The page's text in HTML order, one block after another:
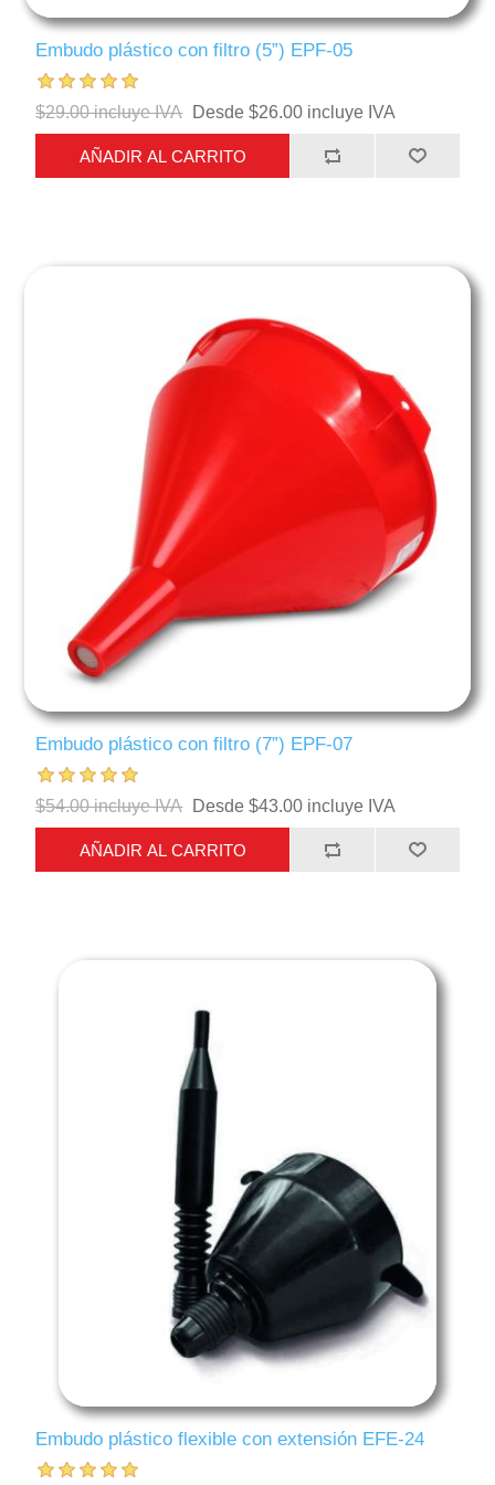
Embudo plástico con filtro (5”) EPF-05
$29.00 incluye IVA Desde $26.00 incluye IVA
AÑADIR AL CARRITO
Embudo plástico con filtro (7”) EPF-07
$54.00 incluye IVA Desde $43.00 incluye IVA
AÑADIR AL CARRITO
Embudo plástico flexible con extensión EFE-24